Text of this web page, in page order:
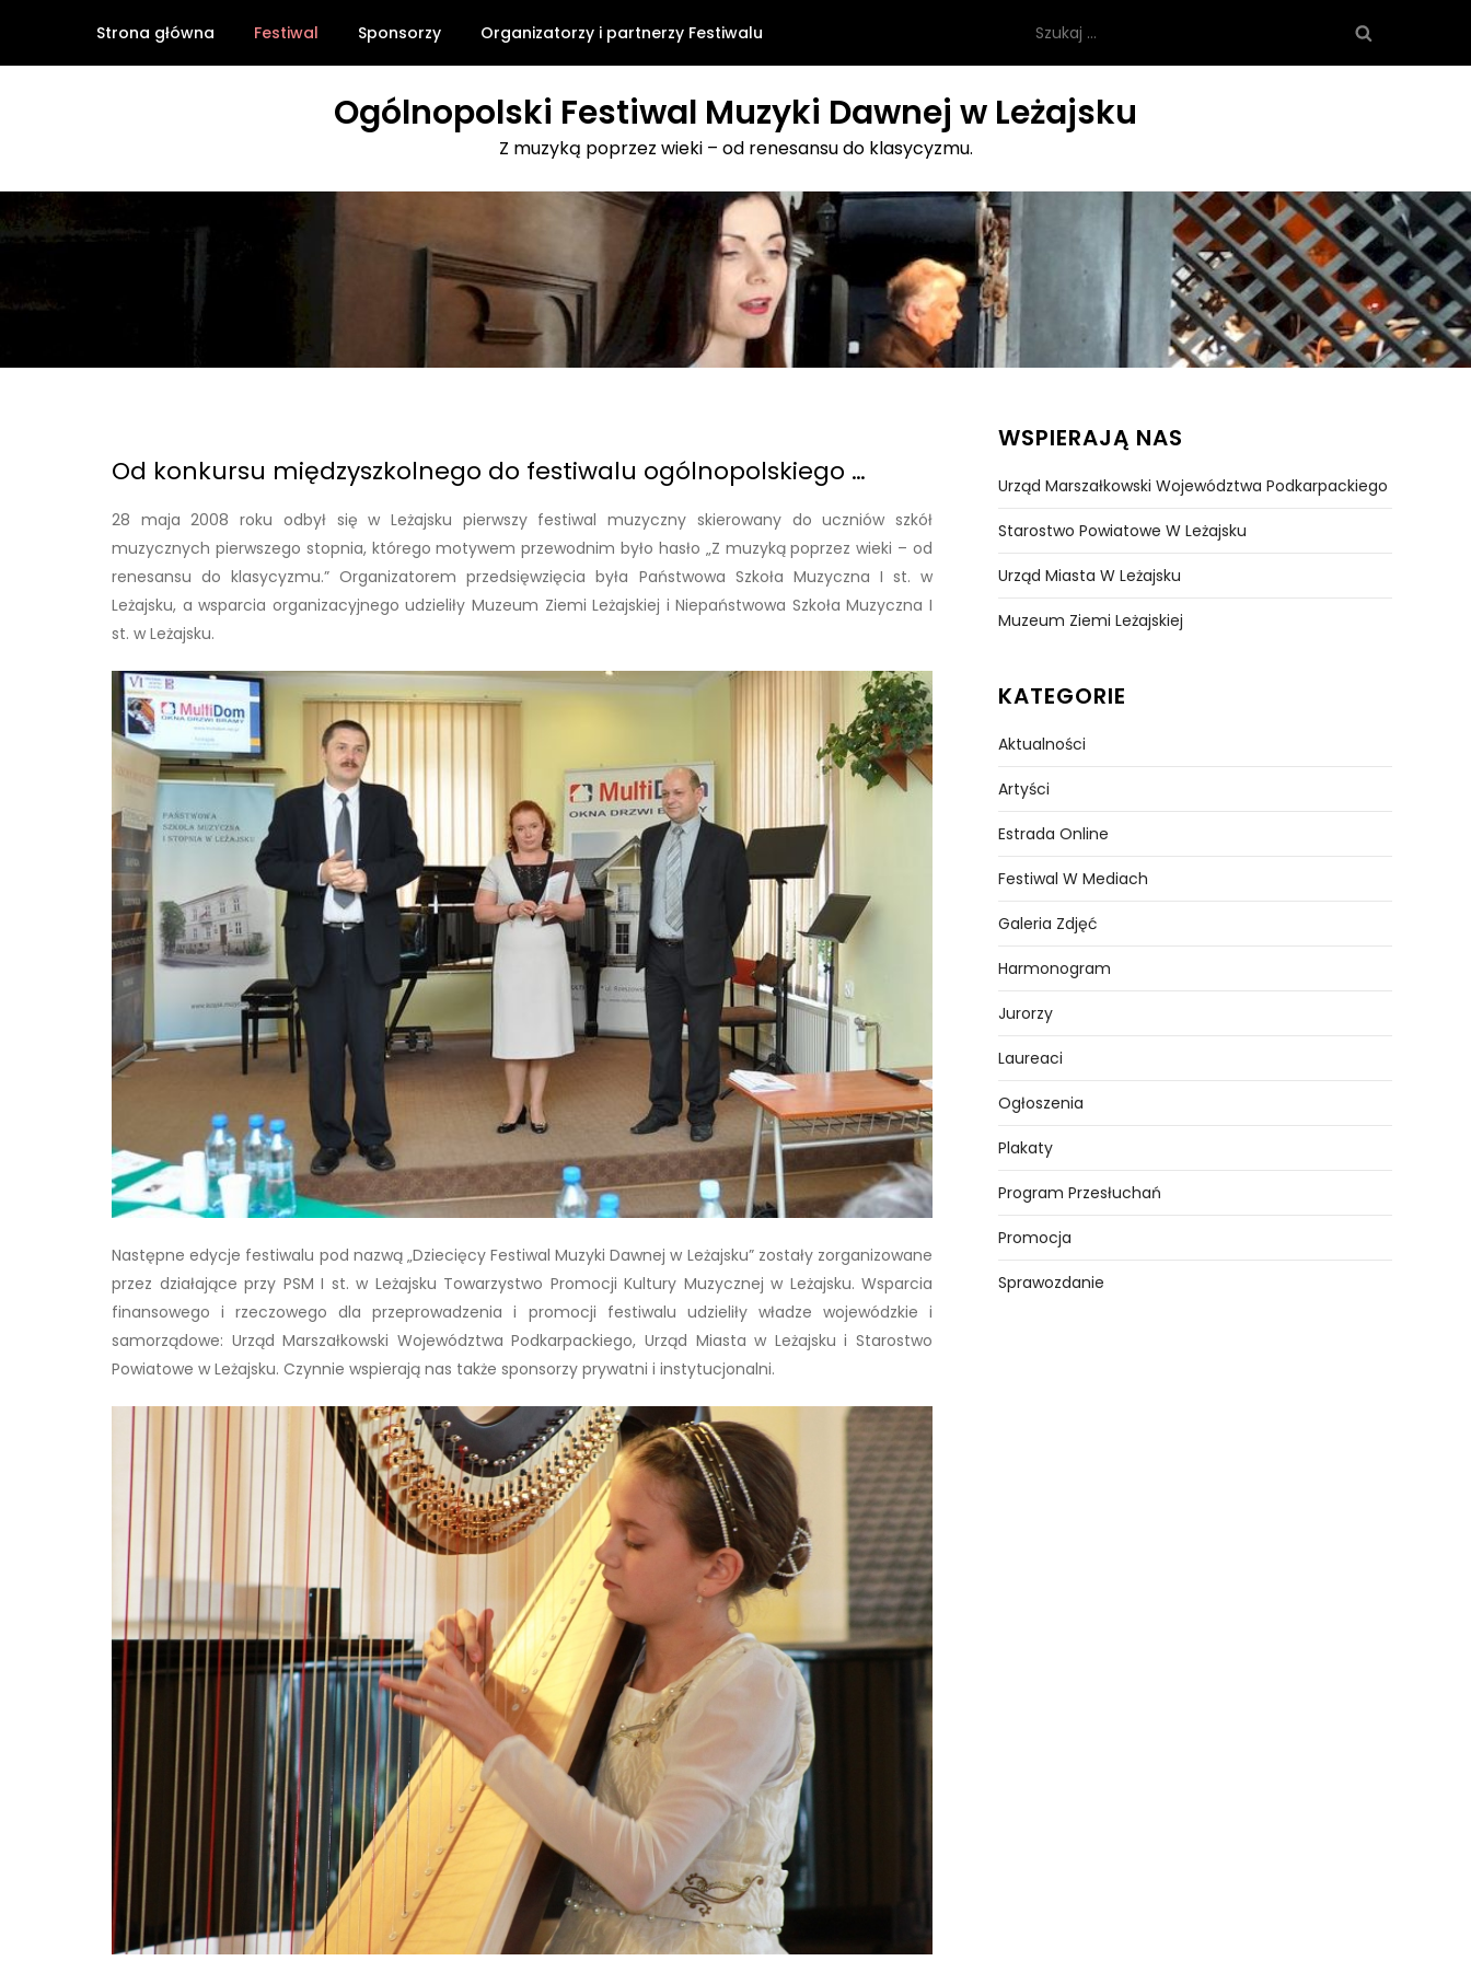
content
Strona główna Festiwal Sponsorzy Organizatorzy i partnerzy Festiwalu
Ogólnopolski Festiwal Muzyki Dawnej w Leżajsku
Z muzyką poprzez wieki – od renesansu do klasycyzmu.
Od konkursu międzyszkolnego do festiwalu ogólnopolskiego …
28 maja 2008 roku odbył się w Leżajsku pierwszy festiwal muzyczny skierowany do uczniów szkół
muzycznych pierwszego stopnia, którego motywem przewodnim było hasło „Z muzyką poprzez wieki – od
renesansu do klasycyzmu.” Organizatorem przedsięwzięcia była Państwowa Szkoła Muzyczna I st. w
Leżajsku, a wsparcia organizacyjnego udzieliły Muzeum Ziemi Leżajskiej i Niepaństwowa Szkoła Muzyczna I
st. w Leżajsku.
Następne edycje festiwalu pod nazwą „Dziecięcy Festiwal Muzyki Dawnej w Leżajsku” zostały zorganizowane
przez działające przy PSM I st. w Leżajsku Towarzystwo Promocji Kultury Muzycznej w Leżajsku. Wsparcia
finansowego i rzeczowego dla przeprowadzenia i promocji festiwalu udzieliły władze wojewódzkie i
samorządowe: Urząd Marszałkowski Województwa Podkarpackiego, Urząd Miasta w Leżajsku i Starostwo
Powiatowe w Leżajsku. Czynnie wspierają nas także sponsorzy prywatni i instytucjonalni.
WSPIERAJĄ NAS
Urząd Marszałkowski Województwa Podkarpackiego
Starostwo Powiatowe W Leżajsku
Urząd Miasta W Leżajsku
Muzeum Ziemi Leżajskiej
KATEGORIE
Aktualności
Artyści
Estrada Online
Festiwal W Mediach
Galeria Zdjęć
Harmonogram
Jurorzy
Laureaci
Ogłoszenia
Plakaty
Program Przesłuchań
Promocja
Sprawozdanie